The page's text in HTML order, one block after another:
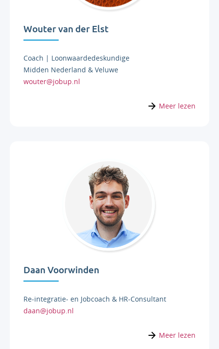
Wouter van der Elst
Coach | Loonwaardedeskundige
Midden Nederland & Veluwe
wouter@jobup.nl
Meer lezen
Daan Voorwinden
Re-integratie- en Jobcoach & HR-Consultant
daan@jobup.nl
Meer lezen